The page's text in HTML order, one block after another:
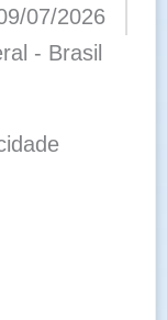
07/2026
- Brasil